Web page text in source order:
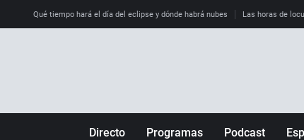
Qué tiempo hará el día del eclipse y dónde habrá nubes Las horas de
Directo Programas Podcast